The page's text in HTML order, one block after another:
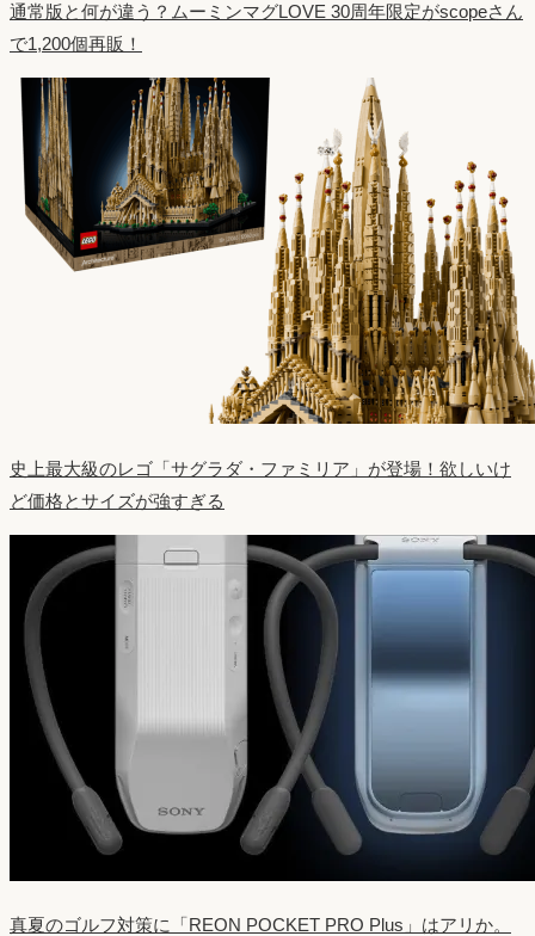
通常版と何が違う？ムーミンマグLOVE 30周年限定がscopeさん
で1,200個再販！
史上最大級のレゴ「サグラダ・ファミリア」が登場！欲しいけ
ど価格とサイズが強すぎる
真夏のゴルフ対策に「REON POCKET PRO Plus」はアリか。